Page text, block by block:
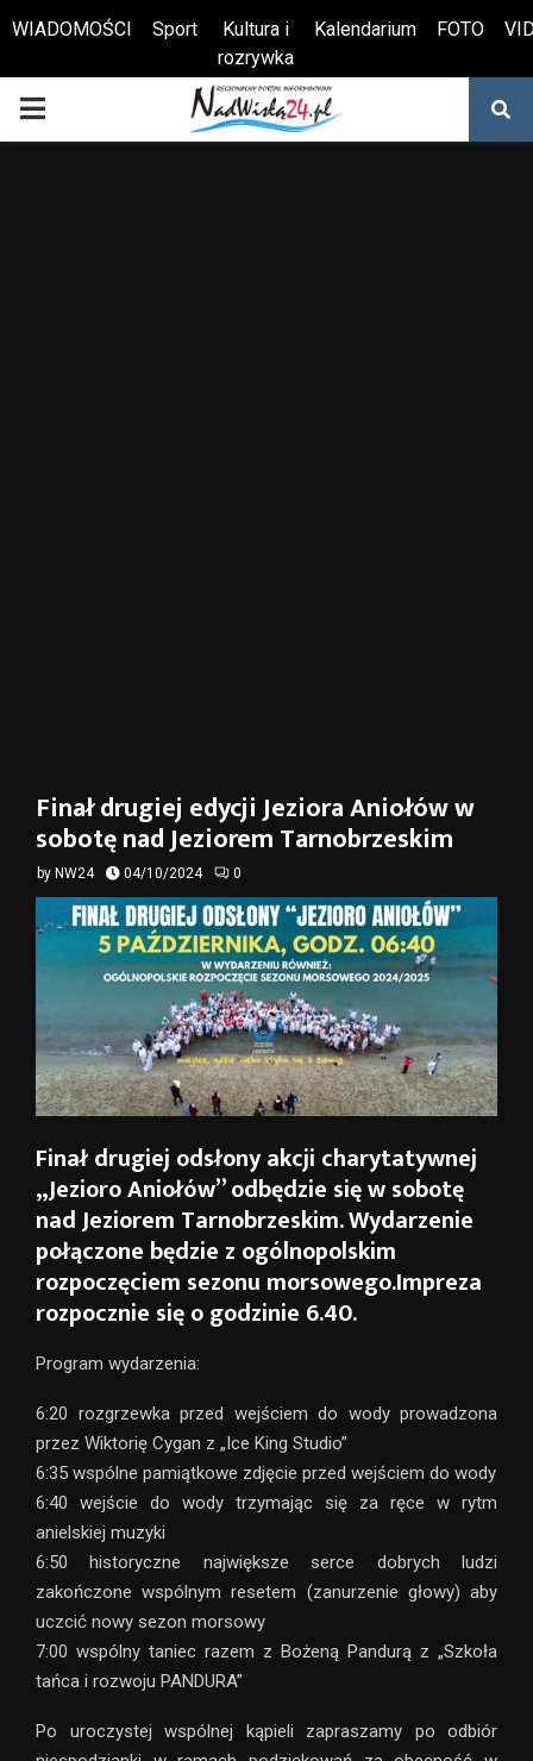
Otwórz pasek narzędzi
WIADOMOŚCI Sport
Kultura i
rozrywka
Kalendarium FOTO
PRIMARY
Finał drugiej edycji Jeziora Aniołów w
sobotę nad Jeziorem Tarnobrzeskim
by NW24 04/10/2024 0
Finał drugiej odsłony akcji charytatywnej
„Jezioro Aniołów” odbędzie się w sobotę
nad Jeziorem Tarnobrzeskim. Wydarzenie
połączone będzie z ogólnopolskim
rozpoczęciem sezonu morsowego.Impreza
rozpocznie się o godzinie 6.40.
Program wydarzenia:
6:20 rozgrzewka przed wejściem do wody prowadzona
przez Wiktorię Cygan z „Ice King Studio”
6:35 wspólne pamiątkowe zdjęcie przed wejściem do wody
6:40 wejście do wody trzymając się za ręce w rytm
anielskiej muzyki
6:50 historyczne największe serce dobrych ludzi
zakończone wspólnym resetem (zanurzenie głowy) aby
uczcić nowy sezon morsowy
7:00 wspólny taniec razem z Bożeną Pandurą z „Szkoła
tańca i rozwoju PANDURA”
Po uroczystej wspólnej kąpieli zapraszamy po odbiór